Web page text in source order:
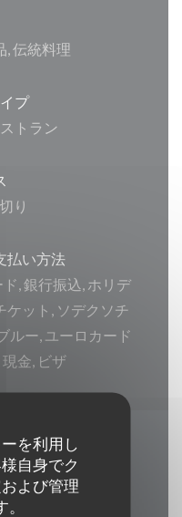
を利用し
自身でク
よび管理
, 伝統料理
プ
トラン
り
払い方法
, 銀行振込, ホリデ
ケット, ソデクソチ
ルー, ユーロカード
金, ビザ